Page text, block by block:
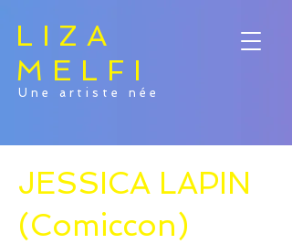
LIZA
MELFI
Une artiste née
JESSICA LAPIN
(Comiccon)